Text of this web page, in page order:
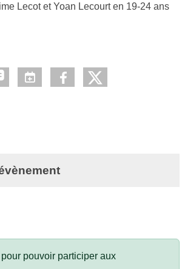
Lecot et Yoan Lecourt en 19-24 ans
pour pouvoir participer aux